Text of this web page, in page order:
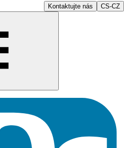
Kontaktujte nás CS-CZ